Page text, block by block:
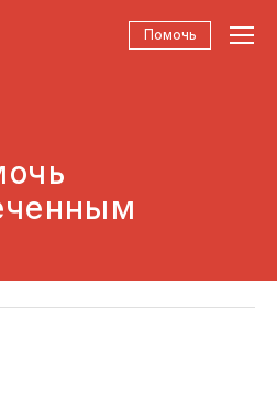
Помочь